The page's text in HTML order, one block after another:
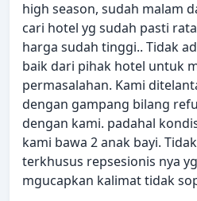
high season, sudah malam
cari hotel yg sudah pasti
harga sudah tinggi.. Tidak
baik dari pihak hotel untuk
permasalahan. Kami
dengan gampang bilang
dengan kami. padahal
kami bawa 2 anak bayi.
terkhusus repsesionis nya
mgucapkan kalimat tidak